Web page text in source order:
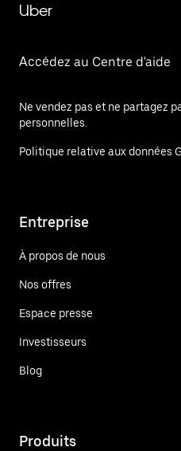
Uber
Accédez au Centre d'aide
Ne vendez pas et ne partagez
personnelles.
Politique relative aux données
Entreprise
À propos de nous
Nos offres
Espace presse
Investisseurs
Blog
Produits